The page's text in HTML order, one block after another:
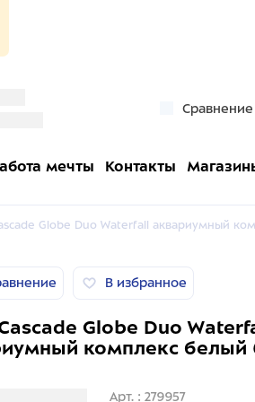
Сравнение
мечты Контакты
Globe Duo Waterfall аквариумный
В избранное
Globe Duo
комплекс
Арт. : 279957